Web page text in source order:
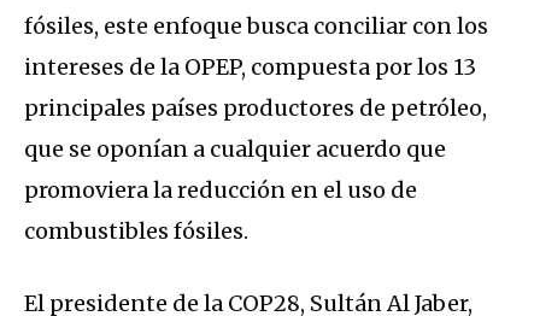
fósiles, este enfoque busca conciliar con los
intereses de la OPEP, compuesta por los 13
principales países productores de petróleo,
que se oponían a cualquier acuerdo que
promoviera la reducción en el uso de
combustibles fósiles.
El presidente de la COP28, Sultán Al Jaber,